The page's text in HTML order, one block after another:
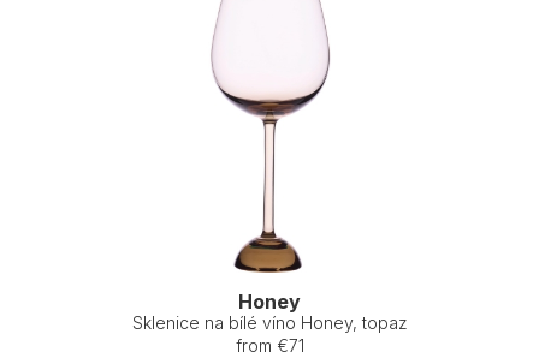
Honey
Sklenice na bílé víno Honey, topaz
from €71